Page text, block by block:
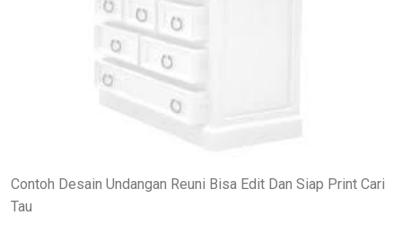
Contoh Desain Undangan Reuni Bisa Edit Dan Siap Print Cari
Tau